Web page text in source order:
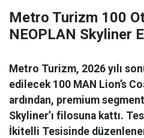
Metro Turizm 100
NEOPLAN Skyliner
Metro Turizm, 2026 yılı
edilecek 100 MAN Lion’s
ardından, premium
Skyliner’ı filosuna kattı.
İkitelli Tesisinde